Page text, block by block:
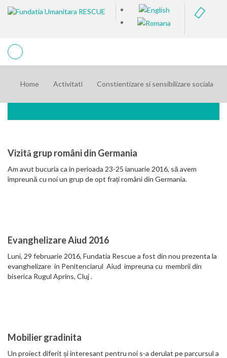
Home Activitati Constientizare si sensibilizare sociala
Vizită grup români din Germania
Am avut bucuria ca in perioada 23-25 ianuarie 2016, să avem
împreună cu noi un grup de opt frați români din Germania.
Evanghelizare Aiud 2016
Luni, 29 februarie 2016, Fundatia Rescue a fost din nou prezenta la
evanghelizare in Penitenciarul Aiud impreuna cu membrii din
biserica Rugul Aprins, Cluj .
Mobilier gradinita
Un proiect diferit și interesant pentru noi s-a derulat pe parcursul a